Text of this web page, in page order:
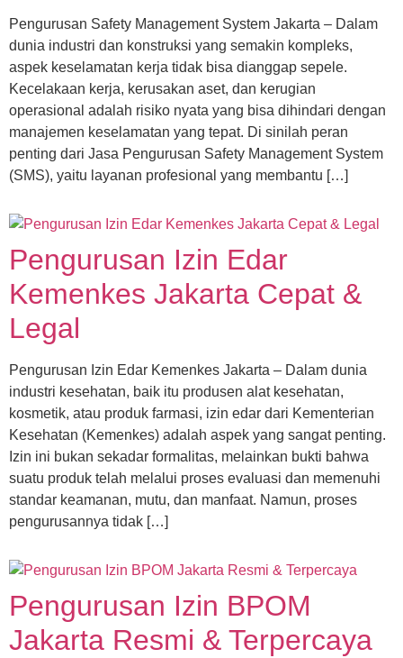
Pengurusan Safety Management System Jakarta – Dalam
dunia industri dan konstruksi yang semakin kompleks,
aspek keselamatan kerja tidak bisa dianggap sepele.
Kecelakaan kerja, kerusakan aset, dan kerugian
operasional adalah risiko nyata yang bisa dihindari dengan
manajemen keselamatan yang tepat. Di sinilah peran
penting dari Jasa Pengurusan Safety Management System
(SMS), yaitu layanan profesional yang membantu […]
Pengurusan Izin Edar
Kemenkes Jakarta Cepat &
Legal
Pengurusan Izin Edar Kemenkes Jakarta – Dalam dunia
industri kesehatan, baik itu produsen alat kesehatan,
kosmetik, atau produk farmasi, izin edar dari Kementerian
Kesehatan (Kemenkes) adalah aspek yang sangat penting.
Izin ini bukan sekadar formalitas, melainkan bukti bahwa
suatu produk telah melalui proses evaluasi dan memenuhi
standar keamanan, mutu, dan manfaat. Namun, proses
pengurusannya tidak […]
Pengurusan Izin BPOM
Jakarta Resmi & Terpercaya